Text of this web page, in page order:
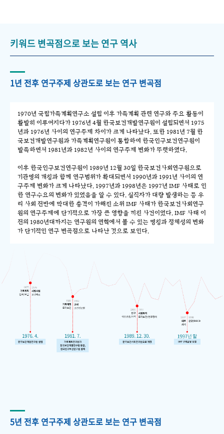
키워드 변곡점으로 보는 연구 역사
1년 전후 연구주제 상관도로 보는 연구 변곡점
1970년 국립가족계획연구소 설립 이후 가족계획 관련 연구와 주요 활동이
활발히 이루어지다가 1976년 4월 한국보건개발연구원이 설립되면서 1975
년과 1976년 사이의 연구주제 차이가 크게 나타났다. 또한 1981년 7월 한
국보건개발연구원과 가족계획연구원이 통합하여 한국인구보건연구원이
발족하면서 1981년과 1982년 사이의 연구주제 변화가 뚜렷하였다.
이후 한국인구보건연구원이 1989년 12월 30일 한국보건사회연구원으로
기관명의 개칭과 함께 연구범위가 확대되면서 1990년과 1991년 사이의 연
구주제 변화가 크게 나타났다. 1997년과 1998년은 1997년 IMF 사태로 인
한 연구수요의 변화가 있었음을 알 수 있다. 실직자가 대량 발생하는 등 우
리 사회 전반에 막대한 충격이 가해진 소위 IMF 사태가 한국보건사회연구
원의 연구주제에 단기적으로 가장 큰 영향을 끼친 사건이었다. IMF 사태 이
전의 1980년대까지는 연구원의 연혁에서 볼 수 있는 명칭과 정체성의 변화
가 단기적인 연구 변곡점으로 나타난 것으로 보인다.
5년 전후 연구주제 상관도로 보는 연구 변곡점